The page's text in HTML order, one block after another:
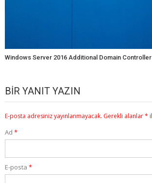
Windows Server 2016 Additional Domain Controller
BIR YANIT YAZIN
E-posta adresiniz yayınlanmayacak. Gerekli alanlar*
Ad *
E-posta *